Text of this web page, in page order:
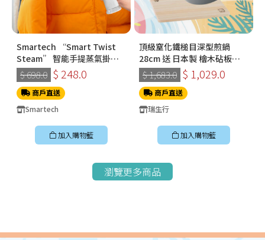
Smartech “Smart Twist
Steam” 智能手提蒸氣掛燙
機 (SS-8108)
$ 698.0 $ 248.0
商戶直送
Smartech
加入購物籃
頂級窒化鐵槌目深型煎鍋
28cm 送 日本製 檜木砧板
360*210*15mm
$ 1,683.0 $ 1,029.0
商戶直送
瑞生行
加入購物籃
瀏覽更多商品